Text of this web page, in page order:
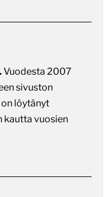
Vuodesta 2007
sivuston
löytänyt
kautta vuosien